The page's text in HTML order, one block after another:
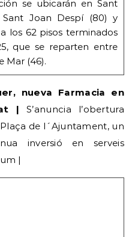
se ubicarán en Sant
Joan Despí (80) y
los 62 pisos terminados
que se reparten entre
Mar (46).
nueva Farmacia en
|S’anuncia l’obertura
de l´Ajuntament, un
inversió en serveis
|